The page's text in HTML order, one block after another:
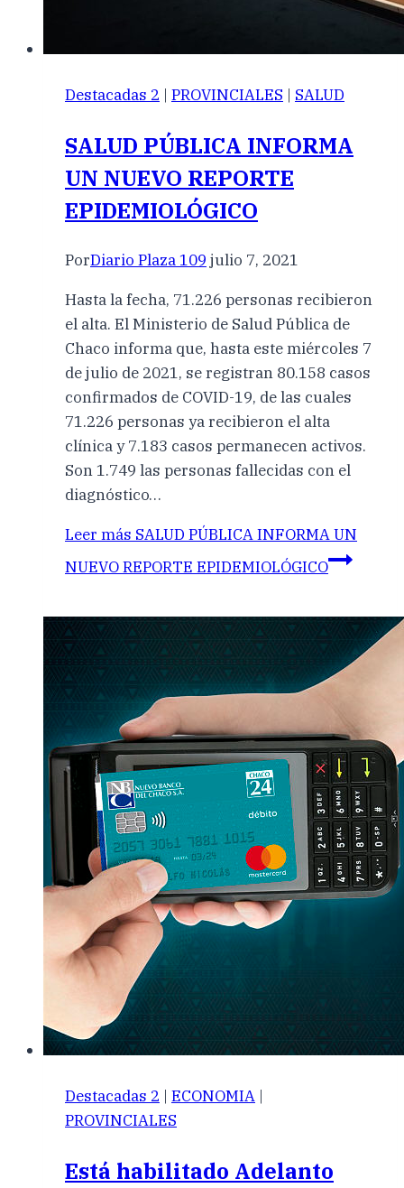
Destacadas 2 | PROVINCIALES | SALUD
SALUD PÚBLICA INFORMA
UN NUEVO REPORTE
EPIDEMIOLÓGICO
PorDiario Plaza 109 julio 7, 2021
Hasta la fecha, 71.226 personas recibieron
el alta. El Ministerio de Salud Pública de
Chaco informa que, hasta este miércoles 7
de julio de 2021, se registran 80.158 casos
confirmados de COVID-19, de las cuales
71.226 personas ya recibieron el alta
clínica y 7.183 casos permanecen activos.
Son 1.749 las personas fallecidas con el
diagnóstico…
Leer más SALUD PÚBLICA INFORMA UN
NUEVO REPORTE EPIDEMIOLÓGICO
Destacadas 2 | ECONOMIA |
PROVINCIALES
Está habilitado Adelanto